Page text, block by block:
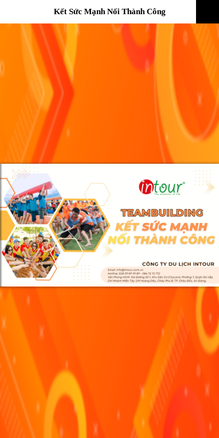
Kết Sức Mạnh Nối Thành Công